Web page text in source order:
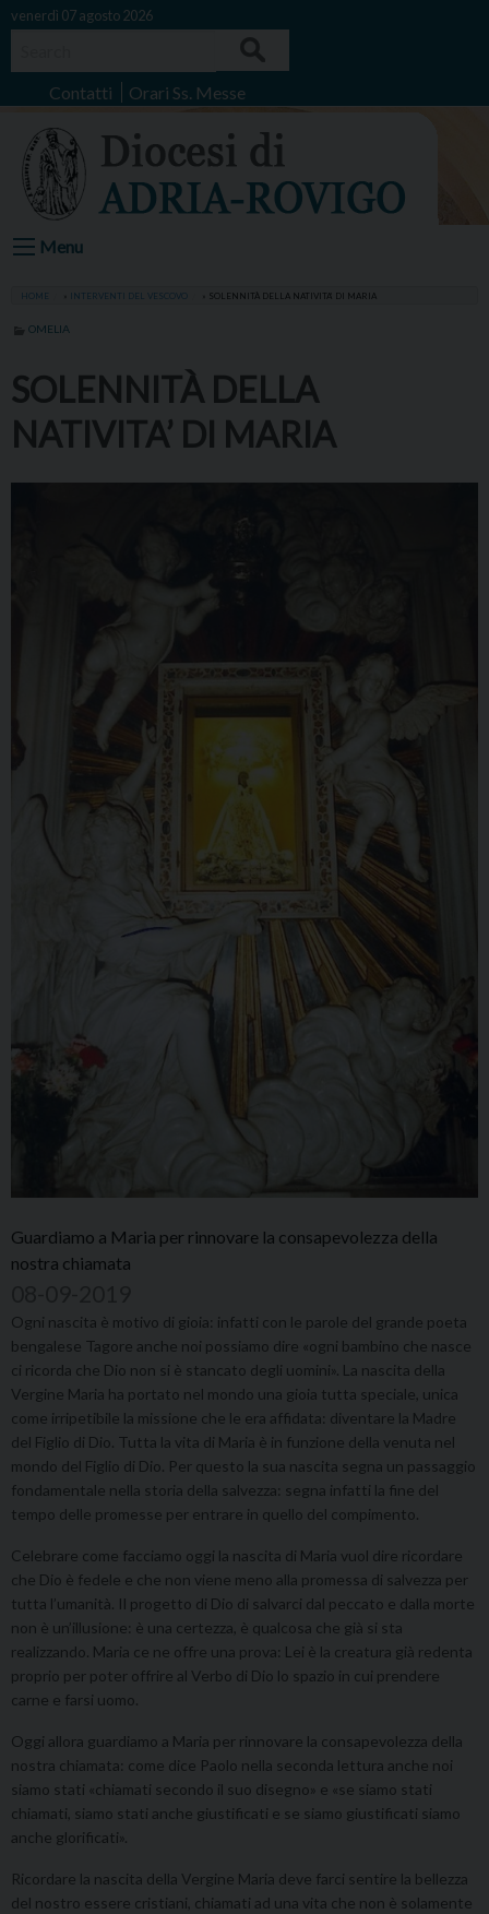
Skip
venerdì 07 agosto 2026
Contatti Orari Ss. Messe
Menu
HOME INTERVENTI DEL VESCOVO SOLENNITÀ DELLA NATIVITA’ DI MARIA
OMELIA
SOLENNITÀ DELLA
NATIVITA’ DI MARIA
Guardiamo a Maria per rinnovare la consapevolezza della
nostra chiamata
Ogni nascita è motivo di gioia: infatti con le parole del grande poeta
bengalese Tagore anche noi possiamo dire «ogni bambino che nasce
ci ricorda che Dio non si è stancato degli uomini». La nascita della
Vergine Maria ha portato nel mondo una gioia tutta speciale, unica
come irripetibile la missione che le era affidata: diventare la Madre
del Figlio di Dio. Tutta la vita di Maria è in funzione della venuta nel
mondo del Figlio di Dio. Per questo la sua nascita segna un passaggio
fondamentale nella storia della salvezza: segna infatti la fine del
tempo delle promesse per entrare in quello del compimento.
Celebrare come facciamo oggi la nascita di Maria vuol dire ricordare
che Dio è fedele e che non viene meno alla promessa di salvezza per
tutta l’umanità. Il progetto di Dio di salvarci dal peccato e dalla morte
non è un’illusione: è una certezza, è qualcosa che già si sta
realizzando. Maria ce ne offre una prova: Lei è la creatura già redenta
proprio per poter offrire al Verbo di Dio lo spazio in cui prendere
carne e farsi uomo.
Oggi allora guardiamo a Maria per rinnovare la consapevolezza della
nostra chiamata: come dice Paolo nella seconda lettura anche noi
siamo stati «chiamati secondo il suo disegno» e «se siamo stati
chiamati, siamo stati anche giustificati e se siamo giustificati siamo
anche glorificati».
Ricordare la nascita della Vergine Maria deve farci sentire la bellezza
del nostro essere cristiani, chiamati ad una vita che non è solamente